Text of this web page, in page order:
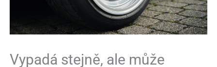
Vypadá stejně, ale může